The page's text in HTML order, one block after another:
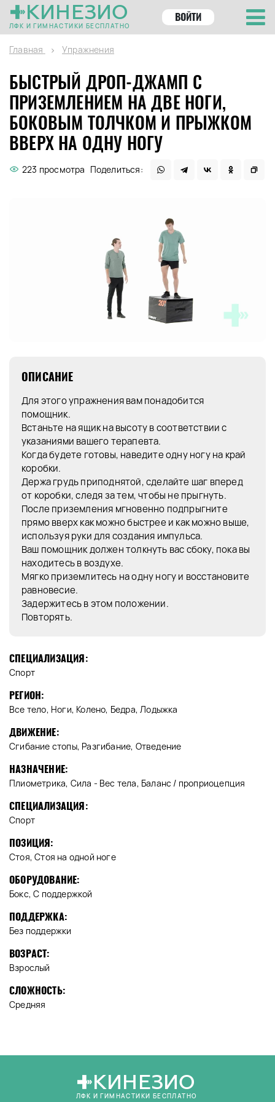
КИНЕЗИО
ЛФК И ГИМНАСТИКИ БЕСПЛАТНО
ВОЙТИ
Главная Упражнения
БЫСТРЫЙ ДРОП-ДЖАМП С
ПРИЗЕМЛЕНИЕМ НА ДВЕ НОГИ,
БОКОВЫМ ТОЛЧКОМ И ПРЫЖКОМ
ВВЕРХ НА ОДНУ НОГУ
223 просмотра Поделиться:
ОПИСАНИЕ
Для этого упражнения вам понадобится
помощник.
Встаньте на ящик на высоту в соответствии с
указаниями вашего терапевта.
Когда будете готовы, наведите одну ногу на край
коробки.
Держа грудь приподнятой, сделайте шаг вперед
от коробки, следя за тем, чтобы не прыгнуть.
После приземления мгновенно подпрыгните
прямо вверх как можно быстрее и как можно выше,
используя руки для создания импульса.
Ваш помощник должен толкнуть вас сбоку, пока вы
находитесь в воздухе.
Мягко приземлитесь на одну ногу и восстановите
равновесие.
Задержитесь в этом положении.
Повторять.
СПЕЦИАЛИЗАЦИЯ:
Спорт
РЕГИОН:
Все тело, Ноги, Колено, Бедра, Лодыжка
ДВИЖЕНИЕ:
Сгибание стопы, Разгибание, Отведение
НАЗНАЧЕНИЕ:
Плиометрика, Сила - Вес тела, Баланс / проприоцепция
СПЕЦИАЛИЗАЦИЯ:
Спорт
ПОЗИЦИЯ:
Стоя, Стоя на одной ноге
ОБОРУДОВАНИЕ:
Бокс, С поддержкой
ПОДДЕРЖКА:
Без поддержки
ВОЗРАСТ:
Взрослый
СЛОЖНОСТЬ:
Средняя
КИНЕЗИО
ЛФК И ГИМНАСТИКИ БЕСПЛАТНО